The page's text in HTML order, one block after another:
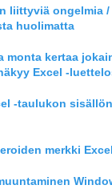
liittyviä ongelmia /
huolimatta
monta kertaa
Excel -
-taulukon
merkki